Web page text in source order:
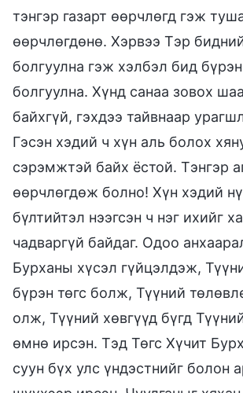
тэнгэр газарт өөрчлөгд гэж
өөрчлөгдөнө. Хэрвээ Тэр
болгуулна гэж хэлбэл бид бүрэн
болгуулна. Хүнд санаа зовох
байхгүй, гэхдээ тайвнаар
Гэсэн хэдий ч хүн аль болох
сэрэмжтэй байх ёстой. Тэнгэр
өөрчлөгдөж болно! Хүн хэдий
бүлтийтэл нээгсэн ч нэг ихийг
чадваргүй байдаг. Одоо
Бурханы хүсэл гүйцэлдэж,
бүрэн төгс болж, Түүний
олж, Түүний хөвгүүд бүгд
өмнө ирсэн. Тэд Төгс Хүчит
суун бүх улс үндэстнийг болон